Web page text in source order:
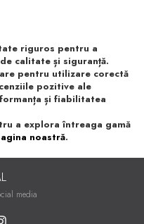
riguros pentru a
calitate și siguranță.
pentru utilizare corectă
pozitive ale
și fiabilitatea
a explora întreaga gamă
noastră.
media